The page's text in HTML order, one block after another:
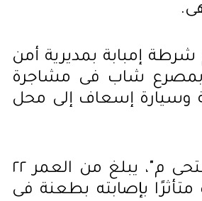
إمبابة بمديرية أمن
بمصرع شاب فى مشاجرة
وسيارة إسعاف إلى محل
وبالفحص، تبين العثور على جثة شاب يُدعى "فتحى م"، يبلغ من العمر ٢٢
متأثرًا بإصابته بطعنة فى